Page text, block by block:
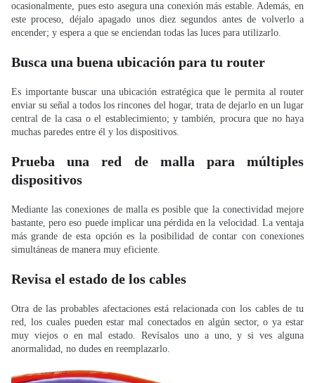
ocasionalmente, pues esto asegura una conexión más estable. Además, en
este proceso, déjalo apagado unos diez segundos antes de volverlo a
encender; y espera a que se enciendan todas las luces para utilizarlo.
Busca una buena ubicación para tu router
Es importante buscar una ubicación estratégica que le permita al router
enviar su señal a todos los rincones del hogar, trata de dejarlo en un lugar
central de la casa o el establecimiento; y también, procura que no haya
muchas paredes entre él y los dispositivos.
Prueba una red de malla para múltiples
dispositivos
Mediante las conexiones de malla es posible que la conectividad mejore
bastante, pero eso puede implicar una pérdida en la velocidad. La ventaja
más grande de esta opción es la posibilidad de contar con conexiones
simultáneas de manera muy eficiente.
Revisa el estado de los cables
Otra de las probables afectaciones está relacionada con los cables de tu
red, los cuales pueden estar mal conectados en algún sector, o ya estar
muy viejos o en mal estado. Revísalos uno a uno, y si ves alguna
anormalidad, no dudes en reemplazarlo.